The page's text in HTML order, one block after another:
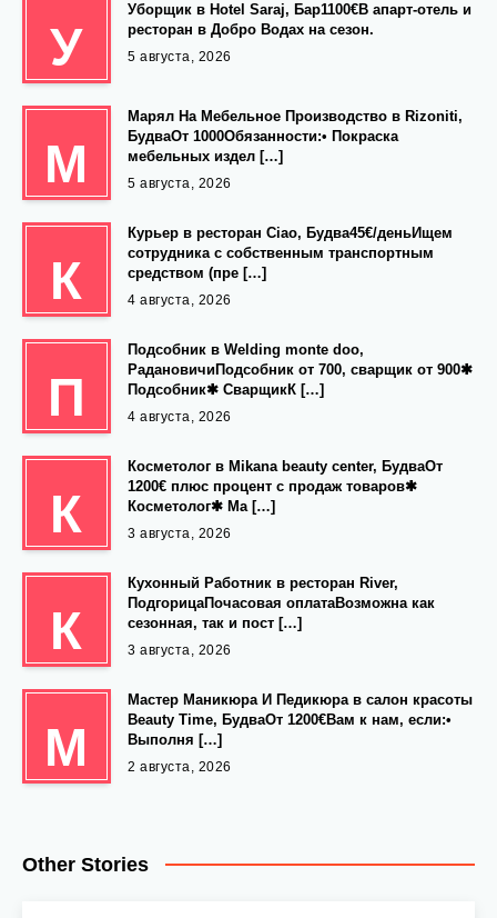
У
Уборщик в Hotel Saraj, Бар1100€В апарт-отель и
ресторан в Добро Водах на сезон.
5 августа, 2026
М
Марял На Мебельное Производство в Rizoniti,
БудваОт 1000Обязанности:• Покраска
мебельных издел […]
5 августа, 2026
К
Курьер в ресторан Ciao, Будва45€/деньИщем
сотрудника с собственным транспортным
средством (пре […]
4 августа, 2026
П
Подсобник в Welding monte doo,
РадановичиПодсобник от 700, сварщик от 900✱
Подсобник✱ СварщикК […]
4 августа, 2026
К
Косметолог в Mikana beauty center, БудваОт
1200€ плюс процент с продаж товаров✱
Косметолог✱ Ма […]
3 августа, 2026
К
Кухонный Работник в ресторан River,
ПодгорицаПочасовая оплатаВозможна как
сезонная, так и пост […]
3 августа, 2026
М
Мастер Маникюра И Педикюра в салон красоты
Beauty Time, БудваОт 1200€Вам к нам, если:•
Выполня […]
2 августа, 2026
Other Stories